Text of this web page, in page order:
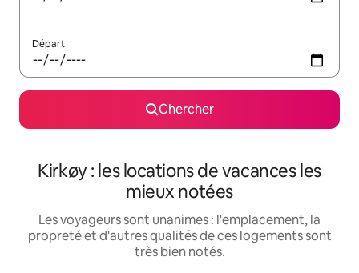
Départ
Chercher
Kirkøy : les locations de vacances les
mieux notées
Les voyageurs sont unanimes : l'emplacement, la
propreté et d'autres qualités de ces logements sont
très bien notés.